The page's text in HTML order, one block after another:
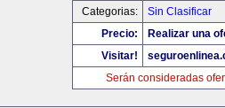
Categorias:
Sin Clasificar
Precio:
Realizar una
Visitar!
Serán consideradas